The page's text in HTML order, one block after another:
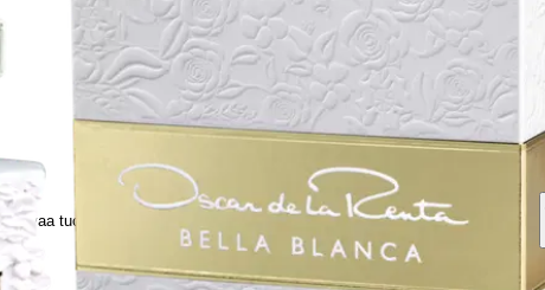
Avaa tuotekuva suurennettuna